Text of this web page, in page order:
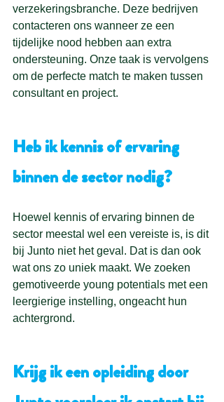
verzekeringsbranche. Deze bedrijven
contacteren ons wanneer ze een
tijdelijke nood hebben aan extra
ondersteuning. Onze taak is vervolgens
om de perfecte match te maken tussen
consultant en project.
Heb ik kennis of ervaring
binnen de sector nodig?
Hoewel kennis of ervaring binnen de
sector meestal wel een vereiste is, is dit
bij Junto niet het geval. Dat is dan ook
wat ons zo uniek maakt. We zoeken
gemotiveerde young potentials met een
leergierige instelling, ongeacht hun
achtergrond.
Krijg ik een opleiding door